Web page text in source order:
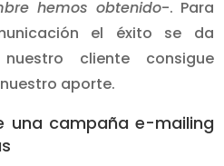
hemos obtenido-. Para
el éxito se da
cliente consigue
aporte.
una campaña e-mailing